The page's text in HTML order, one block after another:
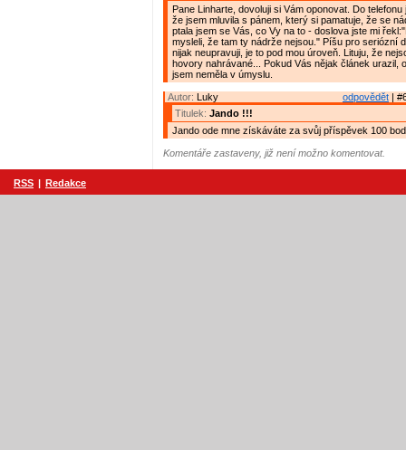
Pane Linharte, dovoluji si Vám oponovat. Do
že jsem mluvila s pánem, který si pamatuje, že se
ptala jsem se Vás, co Vy na to - doslova jste mi
mysleli, že tam ty nádrže nejsou." Píšu pro seriózní
nijak neupravuji, je to pod mou úroveň. Lituju, že
hovory nahrávané... Pokud Vás nějak článek urazil,
jsem neměla v úmyslu.
odpovědět |
Autor: Luky
Titulek: Jando !!!
Jando ode mne získáváte za svůj příspěvek 100
Komentáře zastaveny, již není možno komentovat.
RSS | Redakce